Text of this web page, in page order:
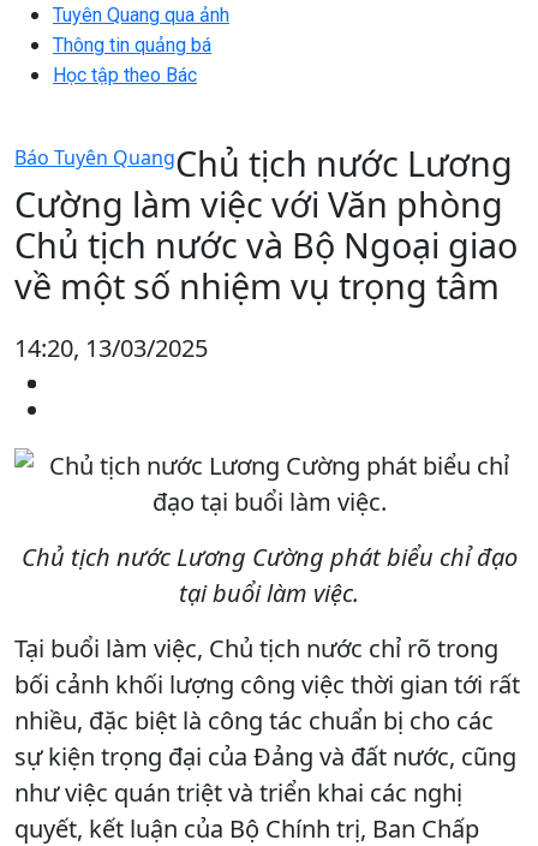
Tuyên Quang qua ảnh
Thông tin quảng bá
Học tập theo Bác
Báo Tuyên QuangChủ tịch nước Lương
Cường làm việc với Văn phòng
Chủ tịch nước và Bộ Ngoại giao
về một số nhiệm vụ trọng tâm
14:20, 13/03/2025
Chủ tịch nước Lương Cường phát biểu chỉ đạo
tại buổi làm việc.
Tại buổi làm việc, Chủ tịch nước chỉ rõ trong
bối cảnh khối lượng công việc thời gian tới rất
nhiều, đặc biệt là công tác chuẩn bị cho các
sự kiện trọng đại của Đảng và đất nước, cũng
như việc quán triệt và triển khai các nghị
quyết, kết luận của Bộ Chính trị, Ban Chấp